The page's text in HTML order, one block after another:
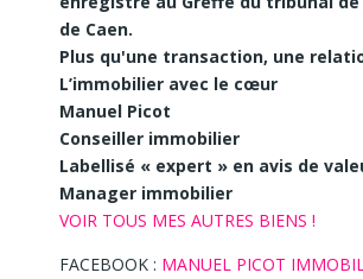
de Caen.
Plus qu'une transaction, une
L’immobilier avec le cœur
Manuel Picot
Conseiller immobilier
Labellisé « expert » en avis de
Manager immobilier
VOIR TOUS MES AUTRES BIENS !
FACEBOOK : MANUEL PICOT